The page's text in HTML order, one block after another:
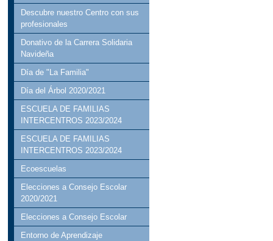
Descubre nuestro Centro con sus
profesionales
Donativo de la Carrera Solidaria
Navideña
Día de "La Familia"
Día del Árbol 2020/2021
ESCUELA DE FAMILIAS
INTERCENTROS 2023/2024
ESCUELA DE FAMILIAS
INTERCENTROS 2023/2024
Ecoescuelas
Elecciones a Consejo Escolar
2020/2021
Elecciones a Consejo Escolar
Entorno de Aprendizaje